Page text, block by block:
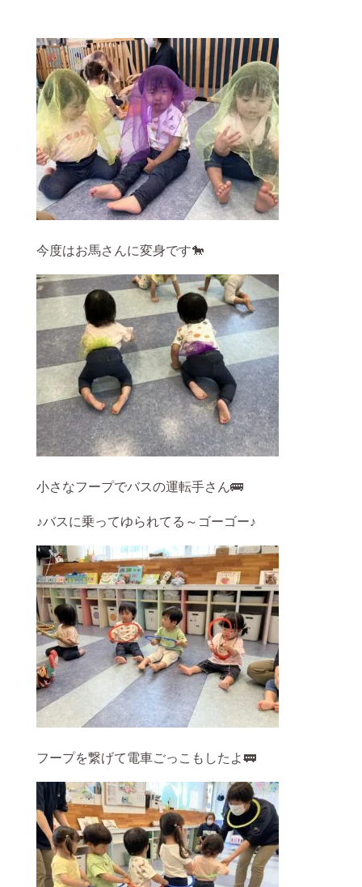
今度はお馬さんに変身です🐎
小さなフープでバスの運転手さん🚌
♪バスに乗ってゆられてる～ゴーゴー♪
フープを繋げて電車ごっこもしたよ🚃